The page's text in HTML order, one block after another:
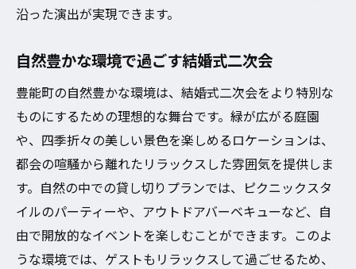
沿った演出が実現できます。
自然豊かな環境で過ごす結婚式二次会
豊能町の自然豊かな環境は、結婚式二次会をより特別な
ものにするための理想的な舞台です。緑が広がる庭園
や、四季折々の美しい景色を楽しめるロケーションは、
都会の喧騒から離れたリラックスした雰囲気を提供しま
す。自然の中での貸し切りプランでは、ピクニックスタ
イルのパーティーや、アウトドアバーベキューなど、自
由で開放的なイベントを楽しむことができます。このよ
うな環境では、ゲストもリラックスして過ごせるため、